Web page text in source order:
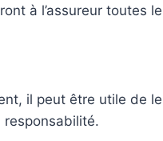
à l’assureur toutes
il peut être utile